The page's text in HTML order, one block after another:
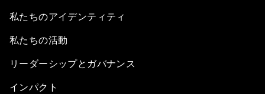
私たちのアイデンティティ
私たちの活動
リーダーシップとガバナンス
インパクト